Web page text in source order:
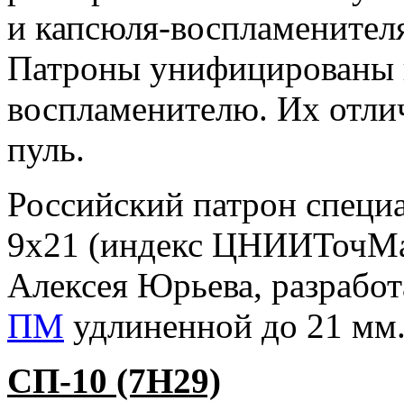
и капсюля-
Патроны унифицированы
воспламенителю. Их
пуль.
Российский патрон
9х21 (индекс
Алексея Юрьева,
ПМ удлиненной до 21
СП-10 (7Н29)